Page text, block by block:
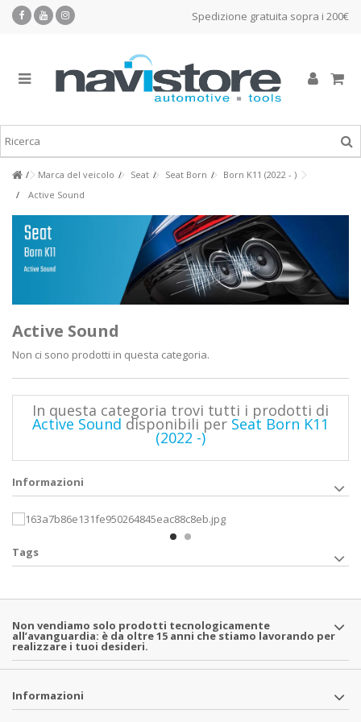
Spedizione gratuita sopra i 200€
Marca del veicolo Seat Seat Born
Born K11 (2022 - )
Active Sound
Active Sound
Non ci sono prodotti in questa categoria.
In questa categoria trovi tutti i prodotti di
Active Sound disponibili per Seat Born K11
(2022 -)
Informazioni
Tags
Non vendiamo solo prodotti tecnologicamente
all’avanguardia: è da oltre 15 anni che stiamo lavorando per
realizzare i tuoi desideri.
Informazioni